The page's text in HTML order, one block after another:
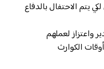
يتم الاحتفال بالدفاع
واعتزاز لعملهم
الكوارث